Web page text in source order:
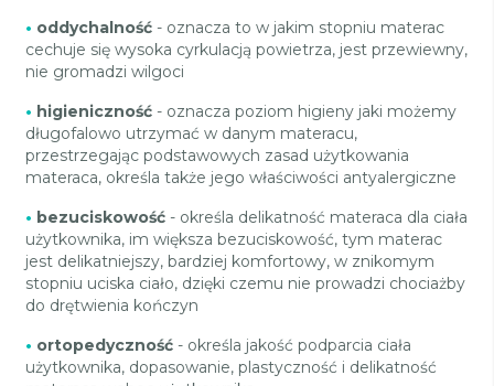
• oddychalność - oznacza to w jakim stopniu materac
cechuje się wysoka cyrkulacją powietrza, jest przewiewny,
nie gromadzi wilgoci
• higieniczność - oznacza poziom higieny jaki możemy
długofalowo utrzymać w danym materacu,
przestrzegając podstawowych zasad użytkowania
materaca, określa także jego właściwości antyalergiczne
• bezuciskowość - określa delikatność materaca dla ciała
użytkownika, im większa bezuciskowość, tym materac
jest delikatniejszy, bardziej komfortowy, w znikomym
stopniu uciska ciało, dzięki czemu nie prowadzi chociażby
do drętwienia kończyn
• ortopedyczność - określa jakość podparcia ciała
użytkownika, dopasowanie, plastyczność i delikatność